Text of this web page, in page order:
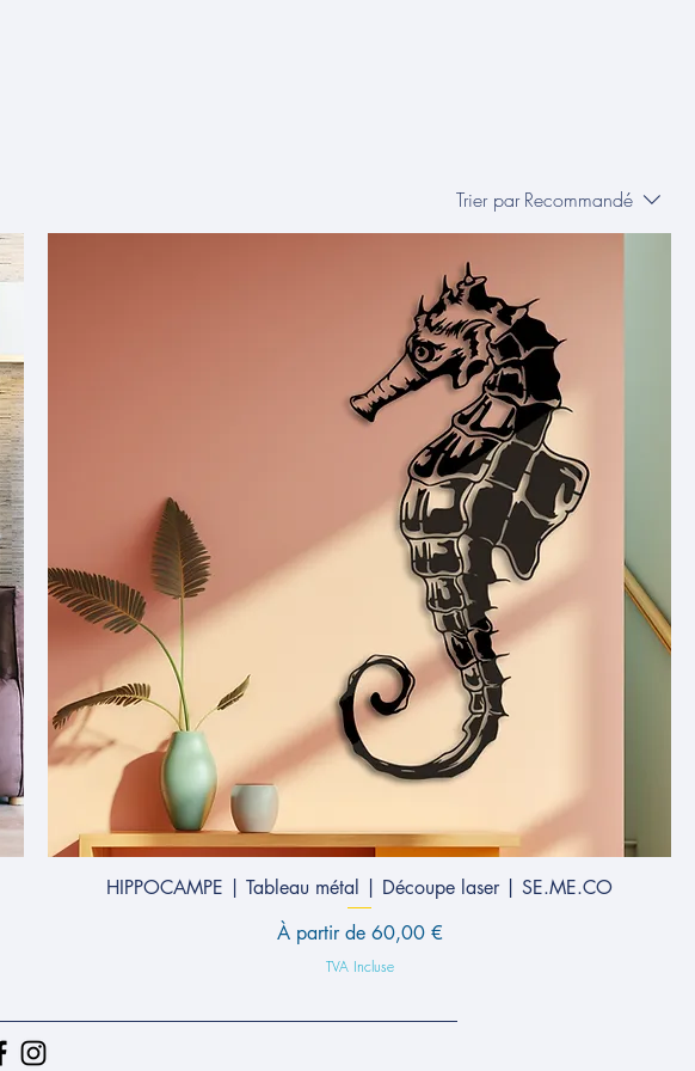
Trier par Recommandé
HIPPOCAMPE | Tableau métal | Découpe laser | SE.ME.CO
À partir de 60,00 €
Prix promotionnel
TVA Incluse